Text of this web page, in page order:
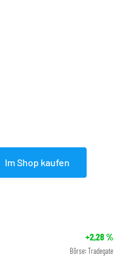
Im Shop kaufen
+2,28%
Börse: Tradegate